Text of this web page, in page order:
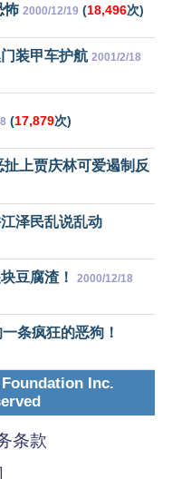
怖 2000/12/19 (18,496次)
装甲车护航 2001/2/18
(17,879次)
上贾庆林可爱遏制反
泽民乱说乱动
豆腐渣！ 2000/12/18
条疯狂的恶狗！
Inc.
条款